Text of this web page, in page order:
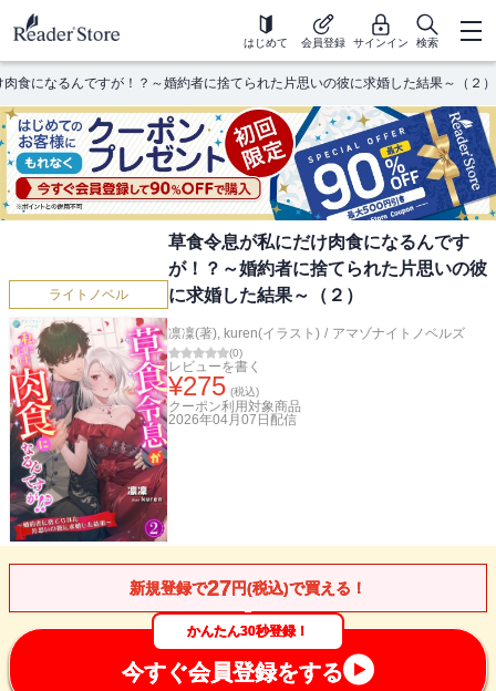
はじめて 会員登録 サインイン 検索
食になるんですが！？～婚約者に捨てられた片思いの彼に求婚した結果～（２）
ライトノベル
草食令息が私にだけ肉食になるんです
が！？～婚約者に捨てられた片思いの彼
に求婚した結果～（２）
凛凜(著), kuren(イラスト) / アマゾナイトノベルズ
(0)
レビューを書く
¥275 (税込)
クーポン利用対象商品
2026年04月07日 配信
新規登録で27円(税込)で買える！
かんたん30秒登録！
今すぐ会員登録をする